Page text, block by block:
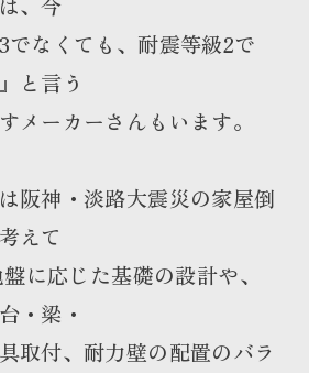
でなくても、耐震等級2で
と言う
メーカーさんもいます。
阪神・淡路大震災の家屋倒
えて
に応じた基礎の設計や、
・梁・
取付、耐力壁の配置のバラ